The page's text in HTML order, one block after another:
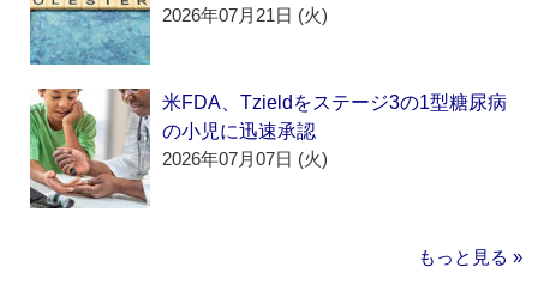
2026年07月21日 (火)
米FDA、Tzieldをステージ3の1型糖尿病
の小児に迅速承認
2026年07月07日 (火)
もっと見る »